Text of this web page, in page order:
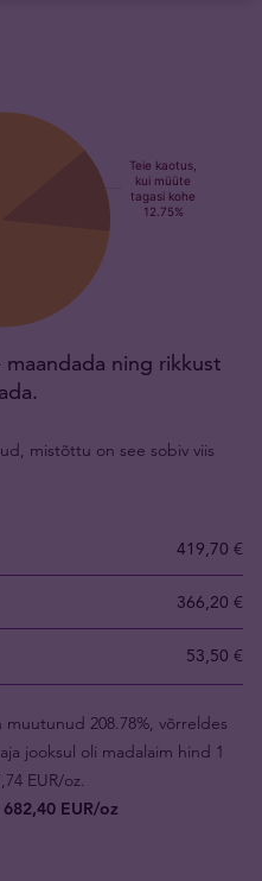
ning rikkust
mistõttu on see sobiv viis
419,70 €
366,20 €
53,50 €
208.78%, võrreldes
jooksul oli madalaim hind 1
EUR/oz.
EUR/oz